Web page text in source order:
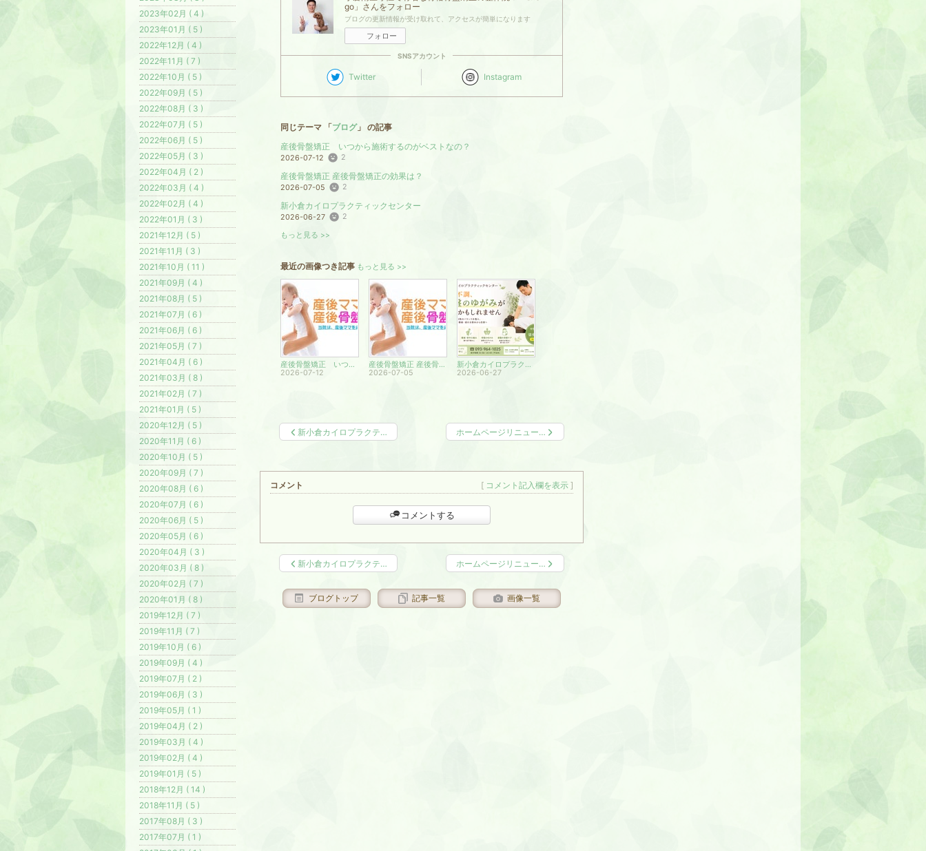
go」 さんをフォロー
ブログの更新情報が受け取れて、アクセスが簡単になります
フォロー
SNSアカウント
Twitter Instagram
同じテーマ 「ブログ」 の記事
産後骨盤矯正 いつから施術するのがベストなの？
2026-07-12 2
産後骨盤矯正 産後骨盤矯正の効果は？
2026-07-05 2
新小倉カイロプラクティックセンター
2026-06-27 2
もっと見る >>
最近の画像つき記事 もっと見る >>
産後骨盤矯正 いつから施術するのがベストなの？
2026-07-12
産後骨盤矯正 産後骨盤矯正の効果は？
2026-07-05
新小倉カイロプラクティックセンター
2026-06-27
新小倉カイロプラクテ… ホームページリニュー…
[ コメント記入欄を表示 ]
コメント
コメントする
新小倉カイロプラクテ… ホームページリニュー…
ブログトップ 記事一覧 画像一覧
2023年02月 ( 4 )
2023年01月 ( 5 )
2022年12月 ( 4 )
2022年11月 ( 7 )
2022年10月 ( 5 )
2022年09月 ( 5 )
2022年08月 ( 3 )
2022年07月 ( 5 )
2022年06月 ( 5 )
2022年05月 ( 3 )
2022年04月 ( 2 )
2022年03月 ( 4 )
2022年02月 ( 4 )
2022年01月 ( 3 )
2021年12月 ( 5 )
2021年11月 ( 3 )
2021年10月 ( 11 )
2021年09月 ( 4 )
2021年08月 ( 5 )
2021年07月 ( 6 )
2021年06月 ( 6 )
2021年05月 ( 7 )
2021年04月 ( 6 )
2021年03月 ( 8 )
2021年02月 ( 7 )
2021年01月 ( 5 )
2020年12月 ( 5 )
2020年11月 ( 6 )
2020年10月 ( 5 )
2020年09月 ( 7 )
2020年08月 ( 6 )
2020年07月 ( 6 )
2020年06月 ( 5 )
2020年05月 ( 6 )
2020年04月 ( 3 )
2020年03月 ( 8 )
2020年02月 ( 7 )
2020年01月 ( 8 )
2019年12月 ( 7 )
2019年11月 ( 7 )
2019年10月 ( 6 )
2019年09月 ( 4 )
2019年07月 ( 2 )
2019年06月 ( 3 )
2019年05月 ( 1 )
2019年04月 ( 2 )
2019年03月 ( 4 )
2019年02月 ( 4 )
2019年01月 ( 5 )
2018年12月 ( 14 )
2018年11月 ( 5 )
2017年08月 ( 3 )
2017年07月 ( 1 )